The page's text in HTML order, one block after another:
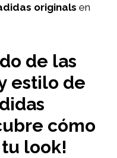
originals en
de las
estilo de
cómo
look!